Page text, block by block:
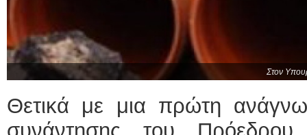
Στον
Θετικά με μια πρώτη